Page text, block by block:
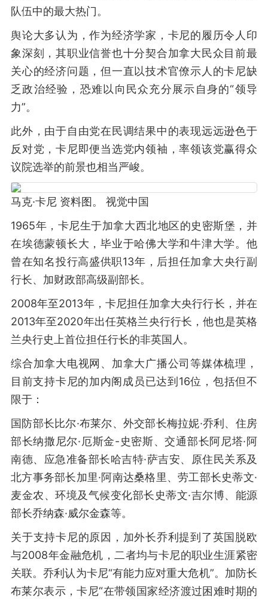
队伍中的最大热门。
舆论大多认为，作为经济学家，卡尼的履历令人印
象深刻，其职业信誉也十分契合加拿大民众目前最
关心的经济问题，但一直以技术官僚示人的卡尼缺
乏政治经验，恐难以向民众充分展示自身的“领导
力”。
此外，由于自由党在民调结果中的表现远远逊色于
反对党，卡尼即便当选党内领袖，率领该党赢得众
议院选举的前景也相当严峻。
马克·卡尼 资料图。 视觉中国
1965年，卡尼生于加拿大西北地区的史密斯堡，并
在埃德蒙顿长大，毕业于哈佛大学和牛津大学。他
曾在知名投行高盛供职13年，后担任加拿大央行副
行长、加财政部高级副部长。
2008年至2013年，卡尼担任加拿大央行行长，并在
2013年至2020年出任英格兰央行行长，他也是英格
兰央行史上首位担任行长的非英国人。
综合加拿大电视网、加拿大广播公司等媒体梳理，
目前支持卡尼的加内阁成员已达到16位，包括但不
限于：
国防部长比尔·布莱尔、外交部长梅拉妮·乔利、住房
部长纳撒尼尔·厄斯金-史密斯、交通部长阿尼塔·阿
南德、应急准备部长哈吉特·萨吉安、原住民关系及
北方事务部长加里·阿南达桑格里、劳工部长史蒂文·
麦金农、环境及气候变化部长史蒂文·吉尔博、能源
部长乔纳森·威尔金森等。
关于支持卡尼的原因，加外长乔利提到了英国脱欧
与2008年金融危机，二者均与卡尼的职业生涯紧密
关联。乔利认为卡尼“有能力应对重大危机”。加防长
布莱尔表示，卡尼“在带领国家经济渡过困难时期的